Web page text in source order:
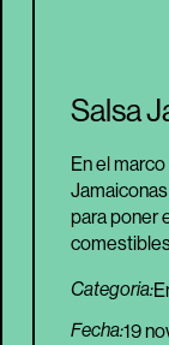
Salsa
En el
para poner
Categoria:
Fecha:19